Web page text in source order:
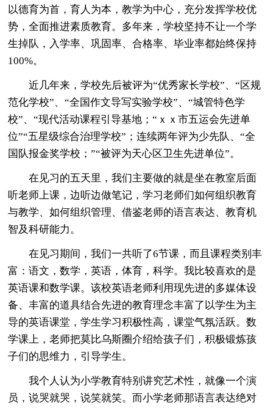
以德育为首，育人为本，教学为中心，充分发挥学校优
势，全面推进素质教育。多年来，学校坚持不让一个学
生掉队，入学率、巩固率、合格率、毕业率都始终保持
100%。
近几年来，学校先后被评为“优秀家长学校”、“区规
范化学校”、“全国作文导写实验学校”、“城管特色学
校”、“现代活动课程引导基地；“ｘｘ市五运会先进单
位”“五星级综合治理学校”；连续两年评为少先队、“全
国队报金奖学校；”“被评为天心区卫生先进单位”。
在见习的五天里，我们主要做的就是坐在教室后面
听老师上课，边听边做笔记，学习老师们如何组织教育
与教学、如何组织管理、借鉴老师的语言表达、教育机
智及科研能力。
在见习期间，我们一共听了6节课，而且课程类别丰
富：语文，数学，英语，体育，科学。我比较喜欢的是
英语课和数学课。该校英语老师利用现先进的多媒体设
备、丰富的道具结合先进的教育理念丰富了以学生为主
导的英语课堂，学生学习积极性高，课堂气氛活跃。数
学课上，老师把莫比乌斯圈介绍给孩子们，积极锻炼孩
子们的思维力，引导学生。
我个人认为小学教育特别讲究艺术性，就像一个演
员，说哭就哭，说笑就笑。而小学老师那语言表达绝对